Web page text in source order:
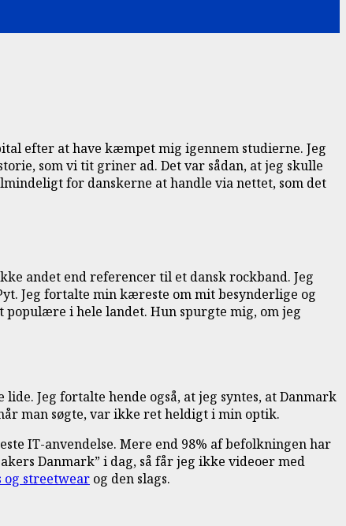
efter at have kæmpet mig igennem studierne. Jeg
som vi tit griner ad. Det var sådan, at jeg skulle
for danskerne at handle via nettet, som det
andet end referencer til et dansk rockband. Jeg
Jeg fortalte min kæreste om mit besynderlige og
populære i hele landet. Hun spurgte mig, om jeg
Jeg fortalte hende også, at jeg syntes, at Danmark
man søgte, var ikke ret heldigt i min optik.
IT-anvendelse. Mere end 98% af befolkningen har
Danmark” i dag, så får jeg ikke videoer med
og streetwear og den slags.